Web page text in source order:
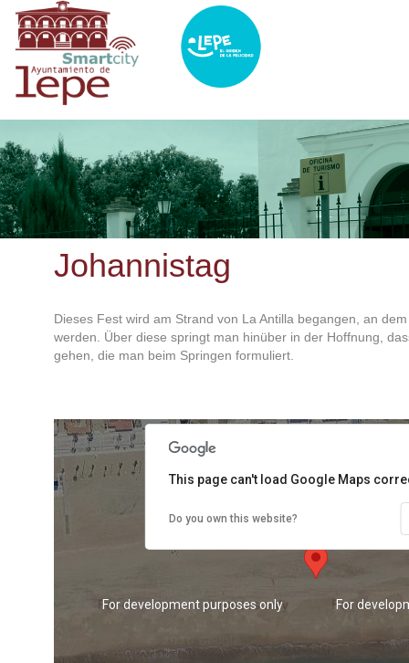
Direkt
zum
Inhalt
Johannistag
Dieses Fest wird am Strand von La Antilla begangen, an
werden. Über diese springt man hinüber in der Hoffnung,
gehen, die man beim Springen formuliert.
For
For development purposes only
This page can't load Google Maps
Do you own this website?